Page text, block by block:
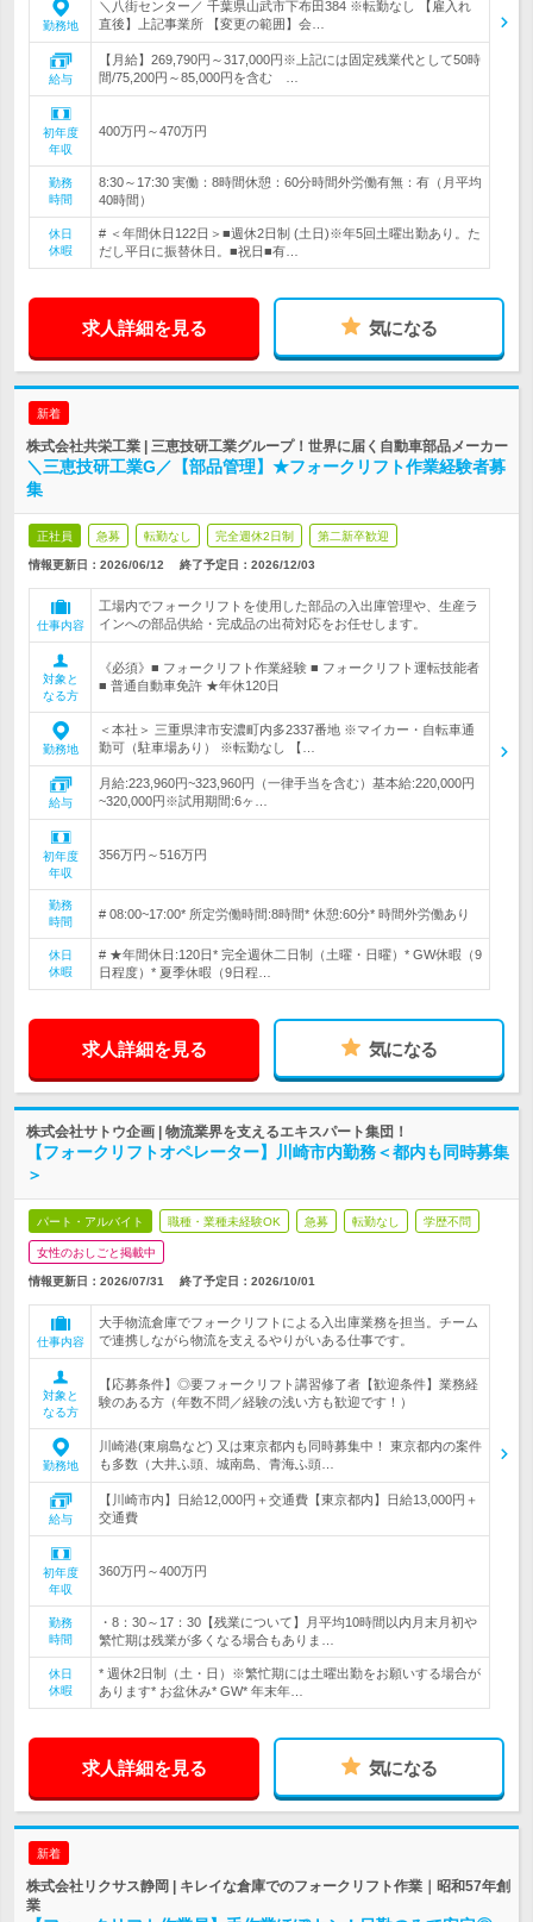
勤務地
＼八街センター／ 千葉県山武市下布田384 ※転勤なし 【雇入れ
直後】上記事業所 【変更の範囲】会…
給与
【月給】269,790円～317,000円※上記には固定残業代として50時
間/75,200円～85,000円を含む …
初年度
年収
400万円～470万円
勤務
時間
8:30～17:30 実働：8時間休憩：60分時間外労働有無：有（月平均
40時間）
休日
休暇
# ＜年間休日122日＞■週休2日制 (土日)※年5回土曜出勤あり。た
だし平日に振替休日。■祝日■有…
求人詳細を見る 気になる
新着
株式会社共栄工業 | 三恵技研工業グループ！世界に届く自動車部品メーカー
＼三恵技研工業G／【部品管理】★フォークリフト作業経験者募
集
正社員 急募 転勤なし 完全週休2日制 第二新卒歓迎
情報更新日：2026/06/12 終了予定日： 2026/12/03
仕事内容
工場内でフォークリフトを使用した部品の入出庫管理や、生産ラ
インへの部品供給・完成品の出荷対応をお任せします。
対象と
なる方
《必須》■ フォークリフト作業経験 ■ フォークリフト運転技能者
■ 普通自動車免許 ★年休120日
勤務地
＜本社＞ 三重県津市安濃町内多2337番地 ※マイカー・自転車通
勤可（駐車場あり） ※転勤なし 【…
給与
月給:223,960円~323,960円（一律手当を含む）基本給:220,000円
~320,000円※試用期間:6ヶ…
初年度
年収
356万円～516万円
勤務
時間
# 08:00~17:00* 所定労働時間:8時間* 休憩:60分* 時間外労働あり
休日
休暇
# ★年間休日:120日* 完全週休二日制（土曜・日曜）* GW休暇（9
日程度）* 夏季休暇（9日程…
求人詳細を見る 気になる
株式会社サトウ企画 | 物流業界を支えるエキスパート集団！
【フォークリフトオペレーター】川崎市内勤務＜都内も同時募集
＞
パート・アルバイト 職種・業種未経験OK 急募 転勤なし 学歴不問
女性のおしごと掲載中
情報更新日：2026/07/31 終了予定日： 2026/10/01
仕事内容
大手物流倉庫でフォークリフトによる入出庫業務を担当。チーム
で連携しながら物流を支えるやりがいある仕事です。
対象と
なる方
【応募条件】◎要フォークリフト講習修了者【歓迎条件】業務経
験のある方（年数不問／経験の浅い方も歓迎です！）
勤務地
川崎港(東扇島など) 又は東京都内も同時募集中！ 東京都内の案件
も多数（大井ふ頭、城南島、青海ふ頭…
給与
【川崎市内】日給12,000円＋交通費【東京都内】日給13,000円＋
交通費
初年度
年収
360万円～400万円
勤務
時間
・8：30～17：30【残業について】月平均10時間以内月末月初や
繁忙期は残業が多くなる場合もありま…
休日
休暇
* 週休2日制（土・日）※繁忙期には土曜出勤をお願いする場合が
あります* お盆休み* GW* 年末年…
求人詳細を見る 気になる
新着
株式会社リクサス静岡 | キレイな倉庫でのフォークリフト作業｜昭和57年創
業